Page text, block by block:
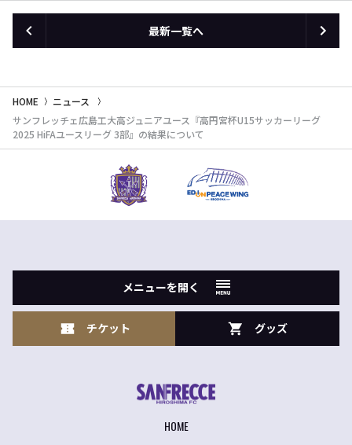
最新一覧へ
HOME
ニュース
サンフレッチェ広島工大高ジュニアユース『高円宮杯U15サッカーリーグ
2025 HiFAユースリーグ 3部』の結果について
メニューを開く
チケット グッズ
HOME